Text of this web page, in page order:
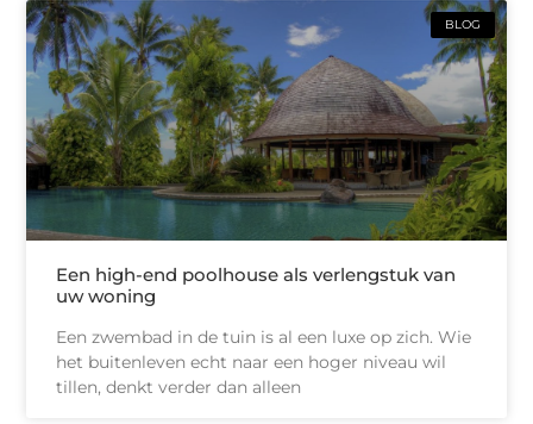
BLOG
Een high-end poolhouse als verlengstuk van
uw woning
Een zwembad in de tuin is al een luxe op zich. Wie
het buitenleven echt naar een hoger niveau wil
tillen, denkt verder dan alleen